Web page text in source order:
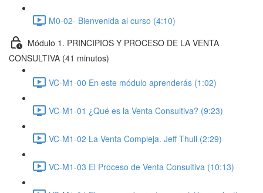
M0-02- Bienvenida al curso (4:10)
Módulo 1. PRINCIPIOS Y PROCESO DE LA VENTA
CONSULTIVA (41 minutos)
VC-M1-00 En este módulo aprenderás (1:02)
VC-M1-01 ¿Qué es la Venta Consultiva? (9:23)
VC-M1-02 La Venta Compleja. Jeff Thull (2:29)
VC-M1-03 El Proceso de Venta Consultiva (10:13)